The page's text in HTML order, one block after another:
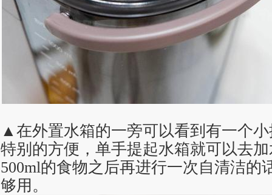
▲在外置水箱的一旁可以看到有一个
特别的方便，单手提起水箱就可以去
500ml的食物之后再进行一次自清洁的
够用。